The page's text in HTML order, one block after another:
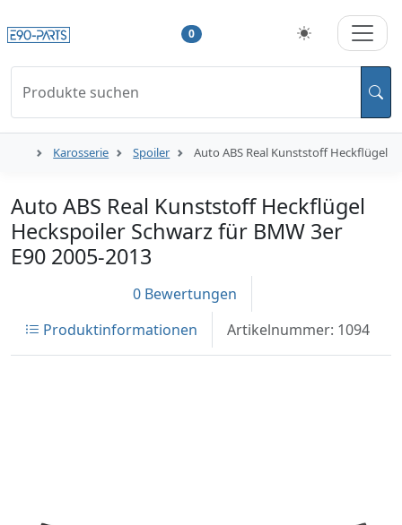
0
Produkte suchen
Karosserie Spoiler Auto ABS Real Kunststoff Heckflügel
Auto ABS Real Kunststoff Heckflügel
Heckspoiler Schwarz für BMW 3er
E90 2005-2013
0 Bewertungen
Produktinformationen
Artikelnummer: 1094